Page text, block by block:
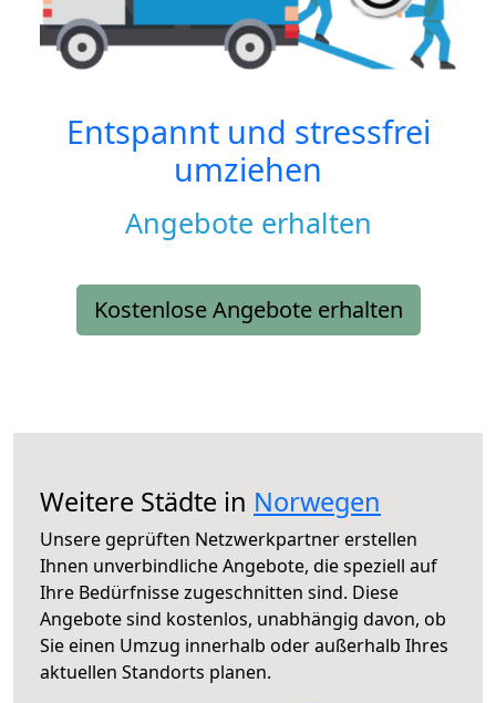
Entspannt und stressfrei
umziehen
Angebote erhalten
Kostenlose Angebote erhalten
Weitere Städte in Norwegen
Unsere geprüften Netzwerkpartner erstellen
Ihnen unverbindliche Angebote, die speziell auf
Ihre Bedürfnisse zugeschnitten sind. Diese
Angebote sind kostenlos, unabhängig davon, ob
Sie einen Umzug innerhalb oder außerhalb Ihres
aktuellen Standorts planen.